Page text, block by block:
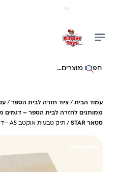
חיפוש באתר
עמוד הבית / ציוד חזרה לבית הספר /
ממותגים לחזרה לבית הספר – דגמים
סטאר STAR
/ תיק טבעות אוקטב A5 –דגם קואוצ'